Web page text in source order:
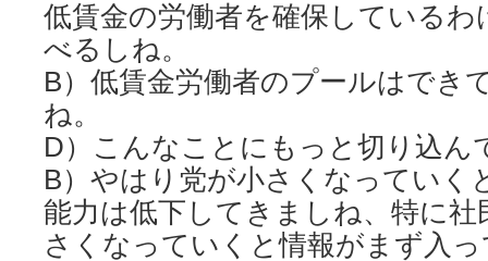
低賃金の労働者を確保している
べるしね。
B）低賃金労働者のプールはでき
ね。
D）こんなことにもっと切り込ん
B）やはり党が小さくなっていく
能力は低下してきましね、特に
さくなっていくと情報がまず入